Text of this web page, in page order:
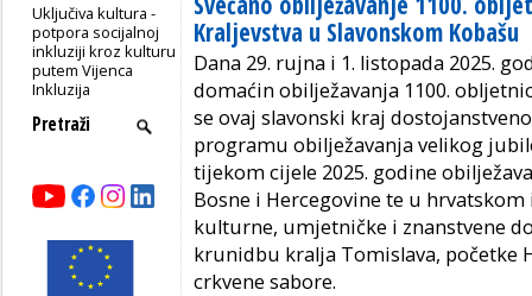
Uključiva kultura -
potpora socijalnoj
inkluziji kroz kulturu
putem Vijenca
Inkluzija
Kraljevstva u Slavonskom Kobašu
Dana 29. rujna i 1. listopada 2025.
domaćin obilježavanja 1100.
se ovaj slavonski kraj
programu obilježavanja velikog
tijekom cijele 2025. godine
Bosne i Hercegovine te u
kulturne, umjetničke i znanstvene
krunidbu kralja Tomislava, početke
crkvene sabore.